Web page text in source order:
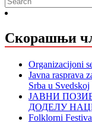
Скорашњи
Organizacijoni
Javna rasprava
Srba u Svedskoj
ЈАВНИ
ДОДЕЛУ
Folklorni